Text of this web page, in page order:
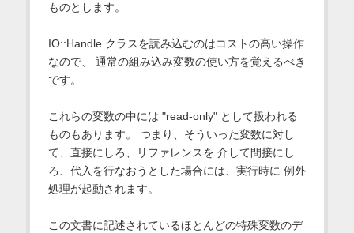
ものとします。
IO::Handle クラスを読み込むのはコストの高い操作
なので、 通常の組み込み変数の使い方を覚えるべき
です。
これらの変数の中には "read-only" として扱われる
ものもあります。 つまり、そういった変数に対し
て、直接にしろ、リファレンスを 介して間接にし
ろ、代入を行なおうとした場合には、実行時に 例外
処理が起動されます。
この文書に記述されているほとんどの特殊変数のデ